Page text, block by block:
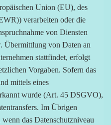
Union (EU), des
verarbeiten oder die
von Diensten
Übermittlung von Daten an
stattfindet, erfolgt
Vorgaben. Sofern das
mittels eines
wurde (Art. 45 DSGVO),
Im Übrigen
das Datenschutzniveau